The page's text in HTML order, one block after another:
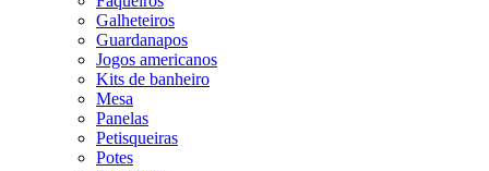
Galheteiros
Guardanapos
Jogos americanos
Kits de banheiro
Mesa
Panelas
Petisqueiras
Potes